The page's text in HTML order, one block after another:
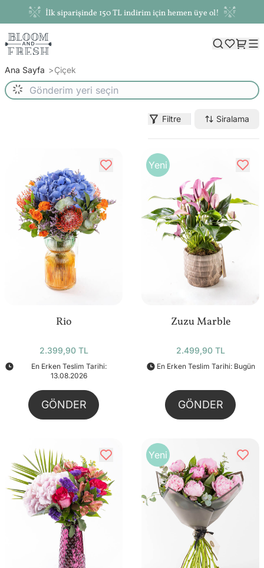
İlk siparişinde 150 TL indirim için hemen üye ol!
Ana Sayfa Çiçek
Filtre Siralama
Rio
2.399,90 TL
En Erken Teslim Tarihi:
13.08.2026
GÖNDER
Yeni
Zuzu Marble
2.499,90 TL
En Erken Teslim Tarihi: Bugün
GÖNDER
Yeni